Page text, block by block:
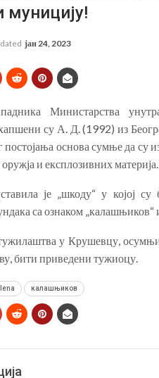
јан 24, 2023
Министарства
су А. Д. (1992) из
постојања основа сумње да
и експлозивних материја.
је „шкоду“ у којој
са ознаком
у Крушевцу,
бити приведени тужиоцу.
калашњиков